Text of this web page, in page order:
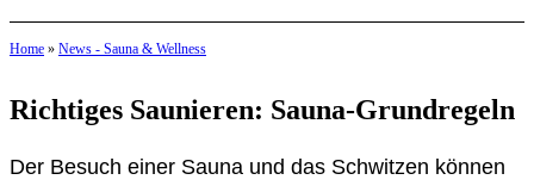
Home » News - Sauna & Wellness
Richtiges Saunieren: Sauna-Grundregeln
Der Besuch einer Sauna und das Schwitzen können